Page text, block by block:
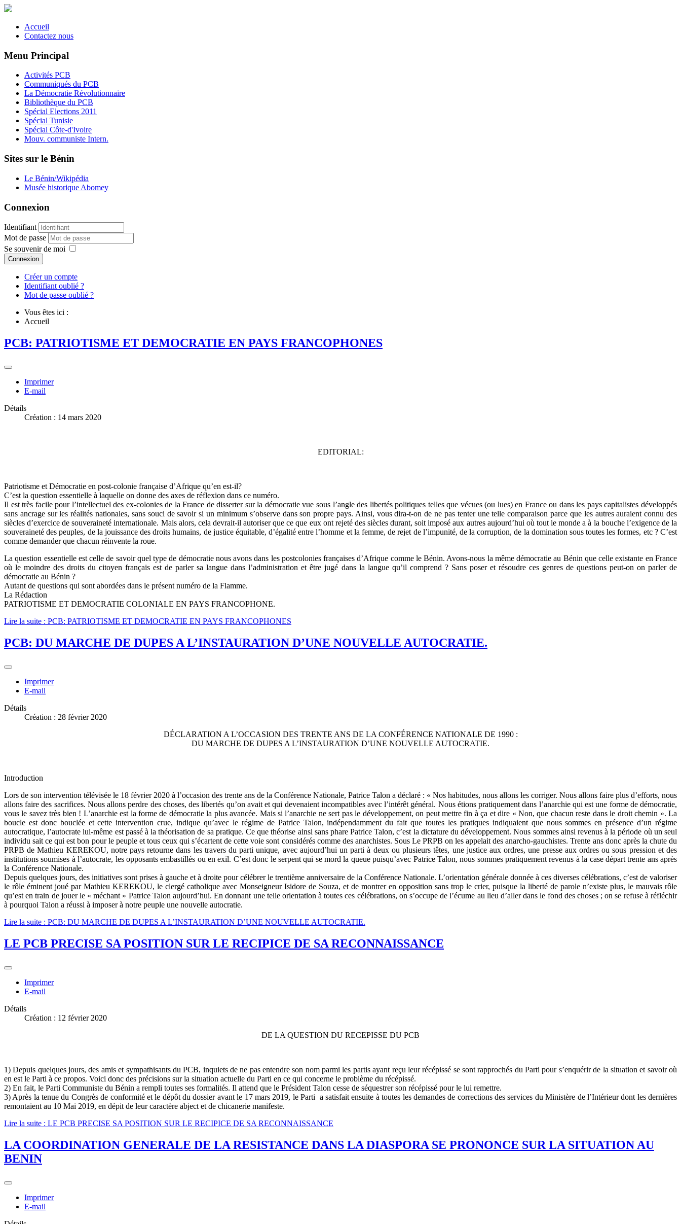
Accueil
Contactez nous
Menu Principal
Activités PCB
Communiqués du PCB
La Démocratie Révolutionnaire
Bibliothèque du PCB
Spécial Elections 2011
Spécial Tunisie
Spécial Côte-d'Ivoire
Mouv. communiste Intern.
Sites sur le Bénin
Le Bénin/Wikipédia
Musée historique Abomey
Connexion
Identifiant
Mot de passe
Se souvenir de moi
Connexion
Créer un compte
Identifiant oublié ?
Mot de passe oublié ?
Vous êtes ici :
Accueil
PCB: PATRIOTISME ET DEMOCRATIE EN PAYS FRANCOPHONES
Imprimer
E-mail
Détails
Création : 14 mars 2020
EDITORIAL:
Patriotisme et Démocratie en post-colonie française d’Afrique qu’en est-il?
C’est la question essentielle à laquelle on donne des axes de réflexion dans ce numéro.
Il est très facile pour l’intellectuel des ex-colonies de la France de disserter sur la démocratie vue sous l’angle des libertés politiques telles que vécues (ou lues) en France ou dans les pays capitalistes développés
sans ancrage sur les réalités nationales, sans souci de savoir si un minimum s’observe dans son propre pays. Ainsi, vous dira-t-on de ne pas tenter une telle comparaison parce que les autres auraient connu des
siècles d’exercice de souveraineté internationale. Mais alors, cela devrait-il autoriser que ce que eux ont rejeté des siècles durant, soit imposé aux autres aujourd’hui où tout le monde a à la bouche l’exigence de la
souveraineté des peuples, de la jouissance des droits humains, de justice équitable, d’égalité entre l’homme et la femme, de rejet de l’impunité, de la corruption, de la domination sous toutes les formes, etc ? C’est
comme demander que chacun réinvente la roue.
La question essentielle est celle de savoir quel type de démocratie nous avons dans les postcolonies françaises d’Afrique comme le Bénin. Avons-nous la même démocratie au Bénin que celle existante en France
où le moindre des droits du citoyen français est de parler sa langue dans l’administration et être jugé dans la langue qu’il comprend ? Sans poser et résoudre ces genres de questions peut-on on parler de
démocratie au Bénin ?
Autant de questions qui sont abordées dans le présent numéro de la Flamme.
La Rédaction
PATRIOTISME ET DEMOCRATIE COLONIALE EN PAYS FRANCOPHONE.
Lire la suite : PCB: PATRIOTISME ET DEMOCRATIE EN PAYS FRANCOPHONES
PCB: DU MARCHE DE DUPES A L’INSTAURATION D’UNE NOUVELLE AUTOCRATIE.
Imprimer
E-mail
Détails
Création : 28 février 2020
DÉCLARATION A L’OCCASION DES TRENTE ANS DE LA CONFÉRENCE NATIONALE DE 1990 :
DU MARCHE DE DUPES A L’INSTAURATION D’UNE NOUVELLE AUTOCRATIE.
Introduction
Lors de son intervention télévisée le 18 février 2020 à l’occasion des trente ans de la Conférence Nationale, Patrice Talon a déclaré : « Nos habitudes, nous allons les corriger. Nous allons faire plus d’efforts, nous
allons faire des sacrifices. Nous allons perdre des choses, des libertés qu’on avait et qui devenaient incompatibles avec l’intérêt général. Nous étions pratiquement dans l’anarchie qui est une forme de démocratie,
vous le savez très bien ! L’anarchie est la forme de démocratie la plus avancée. Mais si l’anarchie ne sert pas le développement, on peut mettre fin à ça et dire « Non, que chacun reste dans le droit chemin ». La
boucle est donc bouclée et cette intervention crue, indique qu’avec le régime de Patrice Talon, indépendamment du fait que toutes les pratiques indiquaient que nous sommes en présence d’un régime
autocratique, l’autocrate lui-même est passé à la théorisation de sa pratique. Ce que théorise ainsi sans phare Patrice Talon, c’est la dictature du développement. Nous sommes ainsi revenus à la période où un seul
individu sait ce qui est bon pour le peuple et tous ceux qui s’écartent de cette voie sont considérés comme des anarchistes. Sous Le PRPB on les appelait des anarcho-gauchistes. Trente ans donc après la chute du
PRPB de Mathieu KEREKOU, notre pays retourne dans les travers du parti unique, avec aujourd’hui un parti à deux ou plusieurs têtes, une justice aux ordres, une presse aux ordres ou sous pression et des
institutions soumises à l’autocrate, les opposants embastillés ou en exil. C’est donc le serpent qui se mord la queue puisqu’avec Patrice Talon, nous sommes pratiquement revenus à la case départ trente ans après
la Conférence Nationale.
Depuis quelques jours, des initiatives sont prises à gauche et à droite pour célébrer le trentième anniversaire de la Conférence Nationale. L’orientation générale donnée à ces diverses célébrations, c’est de valoriser
le rôle éminent joué par Mathieu KEREKOU, le clergé catholique avec Monseigneur Isidore de Souza, et de montrer en opposition sans trop le crier, puisque la liberté de parole n’existe plus, le mauvais rôle
qu’est en train de jouer le « méchant » Patrice Talon aujourd’hui. En donnant une telle orientation à toutes ces célébrations, on s’occupe de l’écume au lieu d’aller dans le fond des choses ; on se refuse à réfléchir
à pourquoi Talon a réussi à imposer à notre peuple une nouvelle autocratie.
Lire la suite : PCB: DU MARCHE DE DUPES A L’INSTAURATION D’UNE NOUVELLE AUTOCRATIE.
LE PCB PRECISE SA POSITION SUR LE RECIPICE DE SA RECONNAISSANCE
Imprimer
E-mail
Détails
Création : 12 février 2020
DE LA QUESTION DU RECEPISSE DU PCB
1) Depuis quelques jours, des amis et sympathisants du PCB, inquiets de ne pas entendre son nom parmi les partis ayant reçu leur récépissé se sont rapprochés du Parti pour s’enquérir de la situation et savoir où
en est le Parti à ce propos. Voici donc des précisions sur la situation actuelle du Parti en ce qui concerne le problème du récépissé.
2) En fait, le Parti Communiste du Bénin a rempli toutes ses formalités. Il attend que le Président Talon cesse de séquestrer son récépissé pour le lui remettre.
3) Après la tenue du Congrès de conformité et le dépôt du dossier avant le 17 mars 2019, le Parti a satisfait ensuite à toutes les demandes de corrections des services du Ministère de l’Intérieur dont les dernières
remontaient au 10 Mai 2019, en dépit de leur caractère abject et de chicanerie manifeste.
Lire la suite : LE PCB PRECISE SA POSITION SUR LE RECIPICE DE SA RECONNAISSANCE
LA COORDINATION GENERALE DE LA RESISTANCE DANS LA DIASPORA SE PRONONCE SUR LA SITUATION AU
BENIN
Imprimer
E-mail